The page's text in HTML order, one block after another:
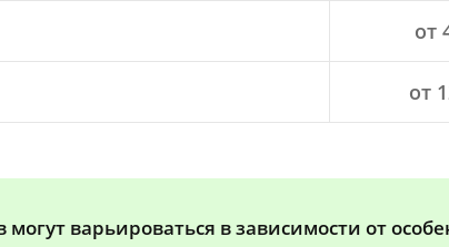
от
от
варьироваться в зависимости от